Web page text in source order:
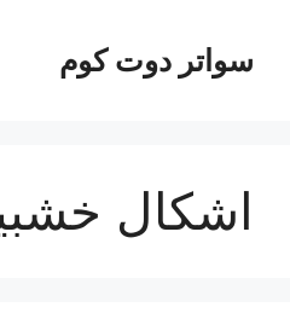
المحتوىسواتر دوت كوم
اشكال